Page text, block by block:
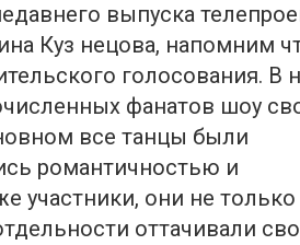
выпуска
Куз нецова, напомним
голосования. В
фанатов шоу
все танцы были
романтичностью и
участники, они не только
оттачивали